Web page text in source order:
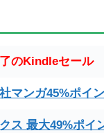
のKindleセール
マンガ45%ポイ
ス 最大49%ポイ